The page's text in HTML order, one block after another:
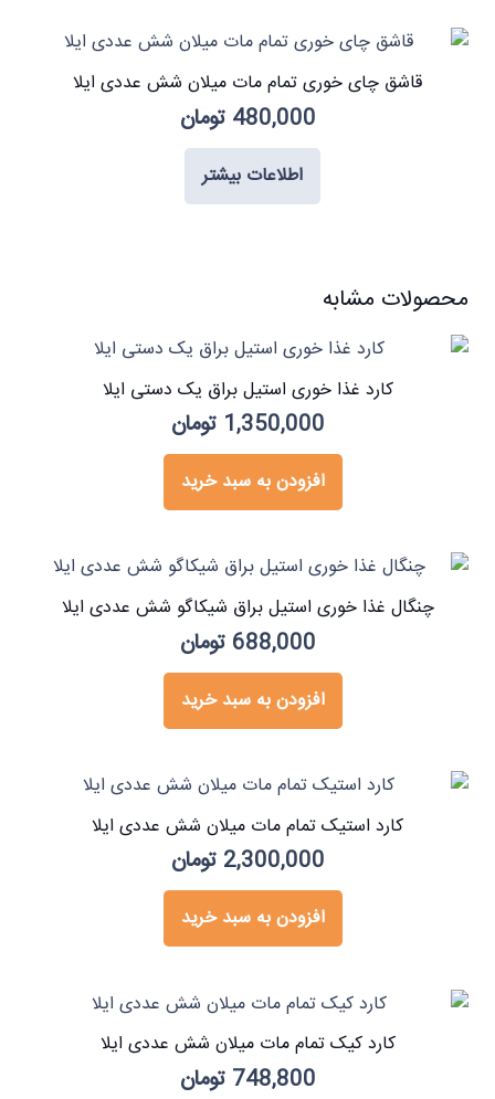
قاشق چای خوری تمام مات میلان شش عددی ایلا
480,000 تومان
اطلاعات بیشتر
محصولات مشابه
کارد غذا خوری استیل براق یک دستی ایلا
1,350,000 تومان
افزودن به سبد خرید
چنگال غذا خوری استیل براق شیکاگو شش عددی ایلا
688,000 تومان
افزودن به سبد خرید
کارد استیک تمام مات میلان شش عددی ایلا
2,300,000 تومان
افزودن به سبد خرید
کارد کیک تمام مات میلان شش عددی ایلا
748,800 تومان